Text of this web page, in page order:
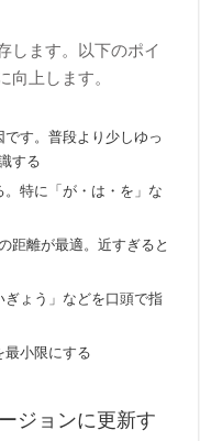
します。以下のポイ
向上します。
です。普段より少しゆっ
する
。特に「が・は・を」な
距離が最適。近すぎると
ぎょう」などを口頭で指
最小限にする
ジョンに更新す